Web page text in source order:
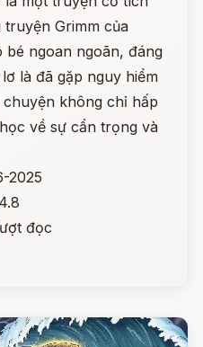
Grimm của
ngoan ngoãn, đáng
là đã gặp nguy hiểm
không chỉ hấp
về sự cẩn trọng và
2025
đọc